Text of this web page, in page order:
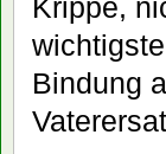
Krippe,
Bindung